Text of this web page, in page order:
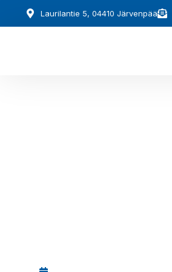
Laurilantie 5, 04410 Järvenpää